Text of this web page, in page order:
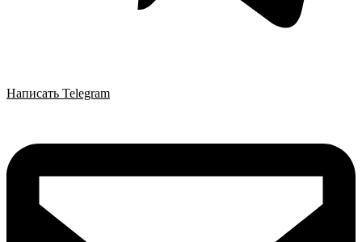
Написать Telegram